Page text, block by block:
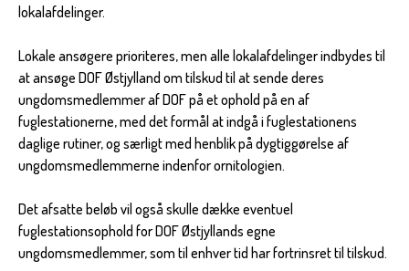
lokalafdelinger.
Lokale ansøgere prioriteres, men alle lokalafdelinger indbydes til
at ansøge DOF Østjylland om tilskud til at sende deres
ungdomsmedlemmer af DOF på et ophold på en af
fuglestationerne, med det formål at indgå i fuglestationens
daglige rutiner, og særligt med henblik på dygtiggørelse af
ungdomsmedlemmerne indenfor ornitologien.
Det afsatte beløb vil også skulle dække eventuel
fuglestationsophold for DOF Østjyllands egne
ungdomsmedlemmer, som til enhver tid har fortrinsret til tilskud.